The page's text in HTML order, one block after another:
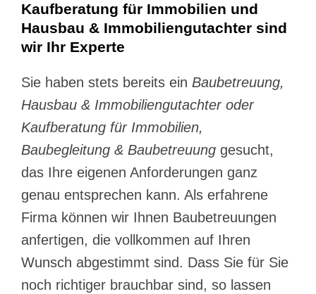
Kaufberatung für Immobilien und
Hausbau & Immobiliengutachter sind
wir Ihr Experte
Sie haben stets bereits ein Baubetreuung,
Hausbau & Immobiliengutachter oder
Kaufberatung für Immobilien,
Baubegleitung & Baubetreuung gesucht,
das Ihre eigenen Anforderungen ganz
genau entsprechen kann. Als erfahrene
Firma können wir Ihnen Baubetreuungen
anfertigen, die vollkommen auf Ihren
Wunsch abgestimmt sind. Dass Sie für Sie
noch richtiger brauchbar sind, so lassen